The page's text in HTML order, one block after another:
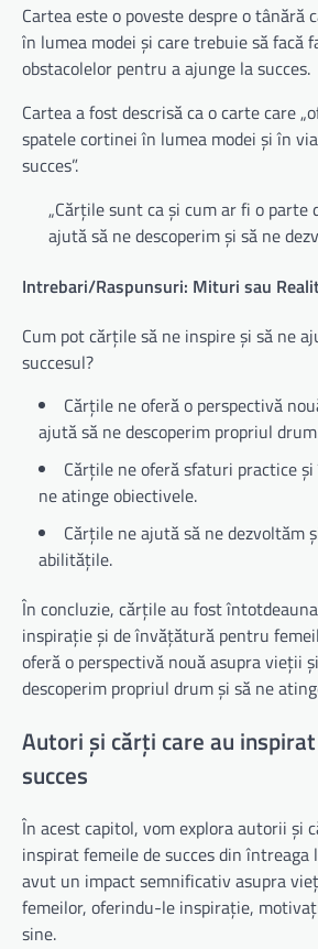
Cartea este o poveste despre o tânără
în lumea modei și care trebuie să facă
obstacolelor pentru a ajunge la succes.
Cartea a fost descrisă ca o carte care
spatele cortinei în lumea modei și în
succes”.
„Cărțile sunt ca și cum ar fi o parte
ajută să ne descoperim și să ne
Intrebari/Raspunsuri: Mituri sau
Cum pot cărțile să ne inspire și să ne
succesul?
Cărțile ne oferă o perspectivă
ajută să ne descoperim propriul
Cărțile ne oferă sfaturi practice
ne atinge obiectivele.
Cărțile ne ajută să ne dezvoltăm
abilitățile.
În concluzie, cărțile au fost
inspirație și de învățătură pentru
oferă o perspectivă nouă asupra vieții
descoperim propriul drum și să ne
Autori și cărți care au
succes
În acest capitol, vom explora autorii și
inspirat femeile de succes din întreaga
avut un impact semnificativ asupra
femeilor, oferindu-le inspirație,
sine.